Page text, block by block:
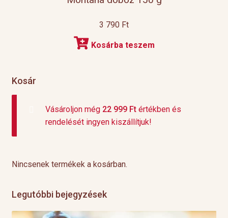
3 790 Ft
Kosárba teszem
Kosár
Vásároljon még 22 999 Ftértékben és
rendelését ingyen kiszállítjuk!
Nincsenek termékek a kosárban.
Legutóbbi bejegyzések